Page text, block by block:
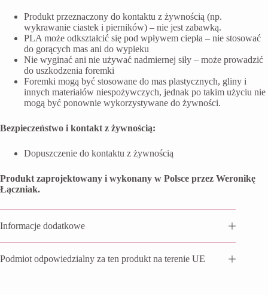
Produkt przeznaczony do kontaktu z żywnością (np.
wykrawanie ciastek i pierników) – nie jest zabawką.
PLA może odkształcić się pod wpływem ciepła – nie stosować
do gorących mas ani do wypieku
Nie wyginać ani nie używać nadmiernej siły – może prowadzić
do uszkodzenia foremki
Foremki mogą być stosowane do mas plastycznych, gliny i
innych materiałów niespożywczych, jednak po takim użyciu nie
mogą być ponownie wykorzystywane do żywności.
Bezpieczeństwo i kontakt z żywnością:
Dopuszczenie do kontaktu z żywnością
Produkt zaprojektowany i wykonany w Polsce przez Weronikę
Łączniak.
Informacje dodatkowe
Podmiot odpowiedzialny za ten produkt na terenie UE